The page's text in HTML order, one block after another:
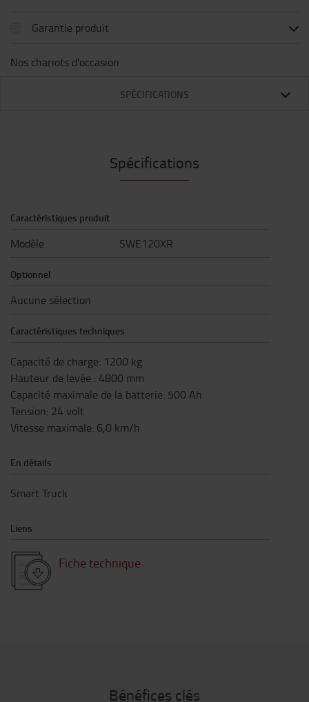
Garantie produit
Nos chariots d'occasion
SPÉCIFICATIONS
Spécifications
Caractéristiques produit
Modèle SWE120XR
Optionnel
Aucune sélection
Caractéristiques techniques
Capacité de charge: 1200 kg
Hauteur de levée : 4800 mm
Capacité maximale de la batterie: 500 Ah
Tension: 24 volt
Vitesse maximale: 6,0 km/h
En détails
Smart Truck
Liens
Fiche technique
Bénéfices clés